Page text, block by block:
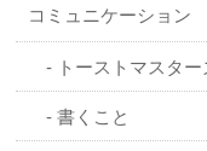
コミュニケーション
トーストマスター
書くこと